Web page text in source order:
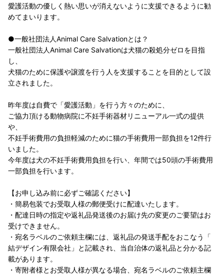
愛護活動の優しく熱い思いが消えないように支援できるように勧
めてまいります。
●一般社団法人Animal Care Salvationとは？
一般社団法人Animal Care Salvationは犬猫の殺処分ゼロを目指
し、
犬猫のために保護や譲渡を行う人を支援することを目的として設
立されました。
昨年度は自費で「愛護活動」を行う方々のために、
ご協力頂ける動物病院に不妊手術器材リニューアル一式の提供
や、
不妊手術費用の負担軽減のために猫の手術費用一部負担を12件行
いました。
今年度は犬の不妊手術費用負担を行い、年間では50頭の手術費用
一部負担を行います。
【お申し込み前に必ずご確認ください】
・簡易包装でお受取人様の郵便受けに配達いたします。
・配達日時の指定や返礼品発送後のお届け先の変更のご要望はお
受けできません。
・宛名ラベルのご依頼主欄には、返礼品の発送手配をおこなう「
結デザイン有限会社」と記載され、当自治体の返礼品と分かる記
載があります。
・寄附者様とお受取人様が異なる場合、宛名ラベルのご依頼主欄